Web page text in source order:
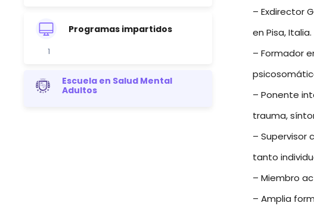
Programas impartidos
1
Escuela en Salud Mental
Adultos
– Exdirector
en Pisa, Italia.
– Formador
– Ponente
trauma,
– Supervisor
tanto
– Miembro
– Amplia